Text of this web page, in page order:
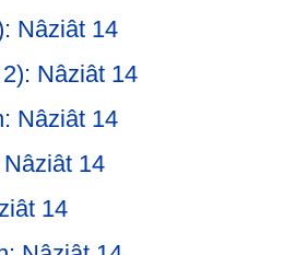
Nâziât 14
2): Nâziât 14
Nâziât 14
14
14